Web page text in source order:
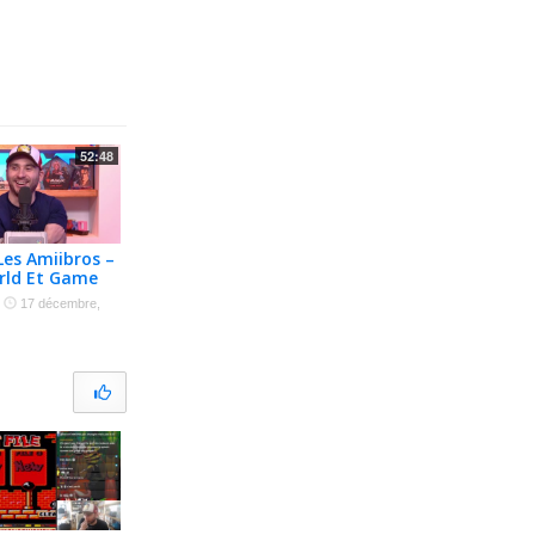
52:48
Amiibros –
Et Game
17 décembre,